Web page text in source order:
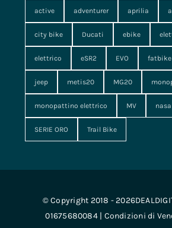
active adventurer aprilia
city bike Ducati ebike
elettrico eSR2 EVO fatbike
jeep metis20 MG20
monopattino elettrico MV nasa
SERIE ORO Trail Bike
© Copyright 2018 -
01675680084 | Condizioni di